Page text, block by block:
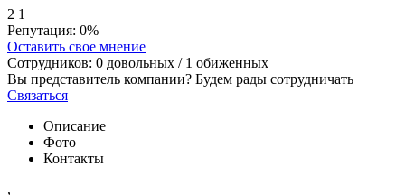
2 1
Репутация: 0%
Оставить свое мнение
Сотрудников: 0 довольных / 1 обиженных
Вы представитель компании? Будем рады сотрудничать
Связаться
Описание
Фото
Контакты
,